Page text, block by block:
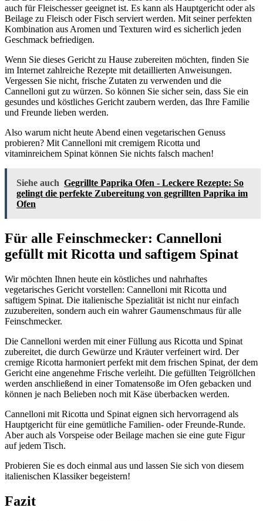
auch für Fleischesser geeignet ist. Es kann als Hauptgericht oder als
Beilage zu Fleisch oder Fisch serviert werden. Mit seiner perfekten
Kombination aus Aromen und Texturen wird es sicherlich jeden
Geschmack befriedigen.
Wenn Sie dieses Gericht zu Hause zubereiten möchten, finden Sie
im Internet zahlreiche Rezepte mit detaillierten Anweisungen.
Vergessen Sie nicht, frische Zutaten zu verwenden und die
Cannelloni gut zu würzen. So können Sie sicher sein, dass Sie ein
gesundes und köstliches Gericht zaubern werden, das Ihre Familie
und Freunde lieben werden.
Also warum nicht heute Abend einen vegetarischen Genuss
probieren? Mit Cannelloni mit cremigem Ricotta und
vitaminreichem Spinat können Sie nichts falsch machen!
Siehe auch Gegrillte Paprika Ofen - Leckere Rezepte: So
gelingt die perfekte Zubereitung von gegrillten Paprika im
Ofen
Für alle Feinschmecker: Cannelloni
gefüllt mit Ricotta und saftigem Spinat
Wir möchten Ihnen heute ein köstliches und nahrhaftes
vegetarisches Gericht vorstellen: Cannelloni mit Ricotta und
saftigem Spinat. Die italienische Spezialität ist nicht nur einfach
zuzubereiten, sondern auch ein wahrer Gaumenschmaus für alle
Feinschmecker.
Die Cannelloni werden mit einer Füllung aus Ricotta und Spinat
zubereitet, die durch Gewürze und Kräuter verfeinert wird. Der
cremige Ricotta harmoniert perfekt mit dem frischen Spinat, der dem
Gericht eine angenehme Frische verleiht. Die gefüllten Teigröllchen
werden anschließend in einer Tomatensoße im Ofen gebacken und
können je nach Belieben noch mit Käse überbacken werden.
Cannelloni mit Ricotta und Spinat eignen sich hervorragend als
Hauptgericht für eine gemütliche Familien- oder Freunde-Runde.
Aber auch als Vorspeise oder Beilage machen sie eine gute Figur
auf jedem Tisch.
Probieren Sie es doch einmal aus und lassen Sie sich von diesem
italienischen Klassiker begeistern!
Fazit